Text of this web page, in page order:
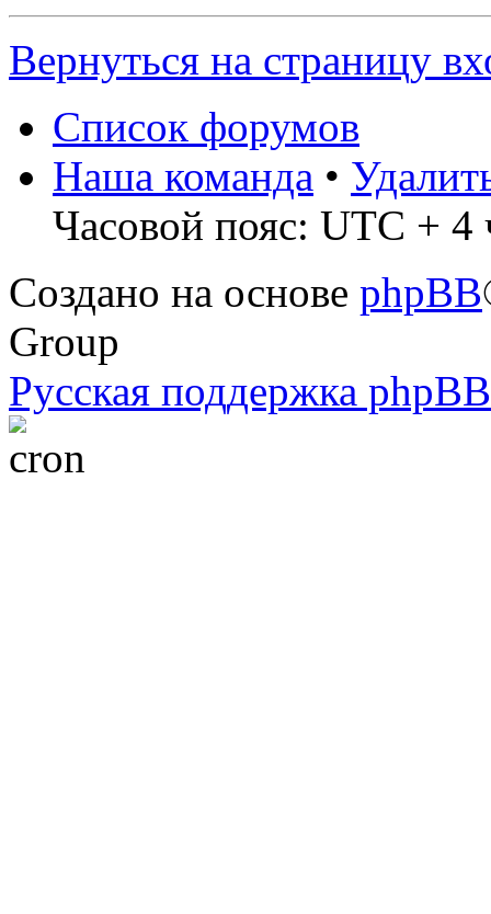
Вернуться на страницу
Список форумов
Наша команда •
Часовой пояс: UTC + 4
Создано на основе phpBB
Group
Русская поддержка phpBB